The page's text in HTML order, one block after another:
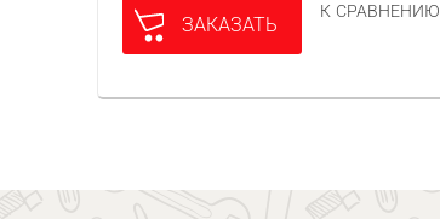
ЗАКАЗАТЬ
К СРАВНЕНИЮ